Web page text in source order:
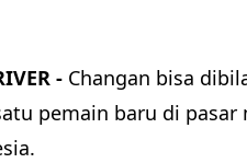
- Changan bisa
pemain baru di